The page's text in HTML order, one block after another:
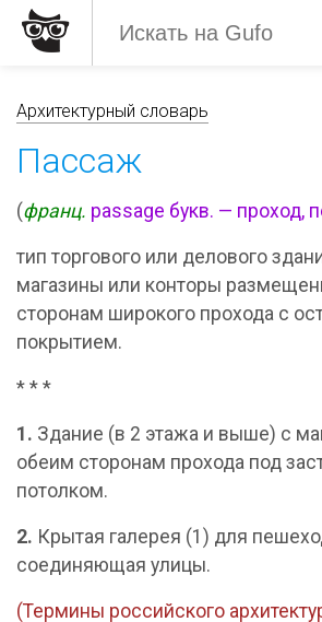
Архитектурный словарь
Пассаж
(франц. passage букв. — проход,
тип торгового или делового
магазины или конторы
сторонам широкого прохода с
покрытием.
* * *
1. Здание (в 2 этажа и выше) с
обеим сторонам прохода под
потолком.
2. Крытая галерея (1) для
соединяющая улицы.
(Термины российского